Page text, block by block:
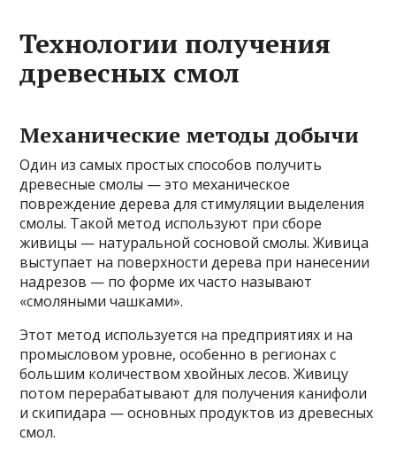
Технологии получения
древесных смол
Механические методы добычи
Один из самых простых способов получить
древесные смолы — это механическое
повреждение дерева для стимуляции выделения
смолы. Такой метод используют при сборе
живицы — натуральной сосновой смолы. Живица
выступает на поверхности дерева при нанесении
надрезов — по форме их часто называют
«смоляными чашками».
Этот метод используется на предприятиях и на
промысловом уровне, особенно в регионах с
большим количеством хвойных лесов. Живицу
потом перерабатывают для получения канифоли
и скипидара — основных продуктов из древесных
смол.